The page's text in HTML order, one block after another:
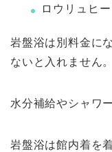
ロウリュヒ
岩盤浴は別料金に
ないと入れません。
水分補給やシャワ
岩盤浴は館内着を